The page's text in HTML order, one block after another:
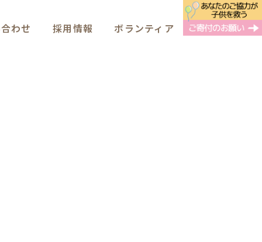
わせ 採用情報 ボランティア